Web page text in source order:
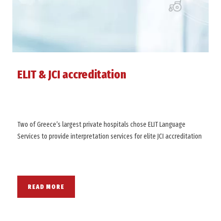
ELIT & JCI accreditation
Two of Greece’s largest private hospitals chose ELIT Language
Services to provide interpretation services for elite JCI accreditation
READ MORE